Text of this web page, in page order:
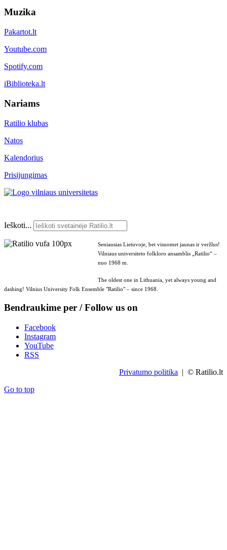
Muzika
Pakartot.lt
Youtube.com
Spotify.com
iBiblioteka.lt
Nariams
Ratilio klubas
Natos
Kalendorius
Prisijungimas
Ieškoti...
Seniausias Lietuvoje, bet visuomet jaunas ir veržlus!
Vilniaus universiteto folkloro ansamblis „Ratilio“ –
nuo 1968 m.
The oldest one in Lithuania, yet always young and
dashing! Vilnius University Folk Ensemble "Ratilio" – since 1968.
Bendraukime per / Follow us on
Facebook
Instagram
YouTube
RSS
Privatumo politika | © Ratilio.lt
Go to top